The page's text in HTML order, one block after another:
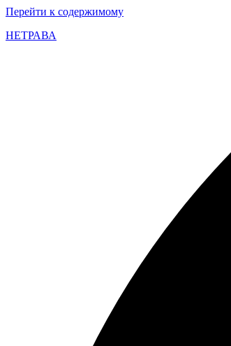
Перейти к содержимому
НЕТРАВА